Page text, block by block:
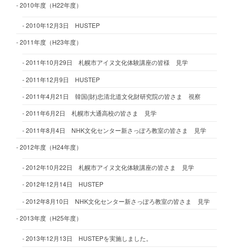
2010年度（H22年度）
2010年12月3日 HUSTEP
2011年度（H23年度）
2011年10月29日 札幌市アイヌ文化体験講座の皆様 見学
2011年12月9日 HUSTEP
2011年4月21日 韓国(財)忠清北道文化財研究院の皆さま 視察
2011年6月2日 札幌市大通高校の皆さま 見学
2011年8月4日 NHK文化センター新さっぽろ教室の皆さま 見学
2012年度（H24年度）
2012年10月22日 札幌市アイヌ文化体験講座の皆さま 見学
2012年12月14日 HUSTEP
2012年8月10日 NHK文化センター新さっぽろ教室の皆さま 見学
2013年度（H25年度）
2013年12月13日 HUSTEPを実施しました。